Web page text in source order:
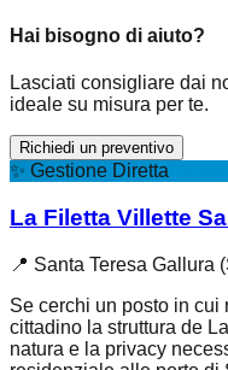
Hai bisogno di aiuto?
Lasciati consigliare dai
ideale su misura per te.
Richiedi un preventivo
✨ Gestione Diretta
La Filetta Villette
📍 Santa Teresa Gallura
Se cerchi un posto in
cittadino la struttura de
natura e la privacy